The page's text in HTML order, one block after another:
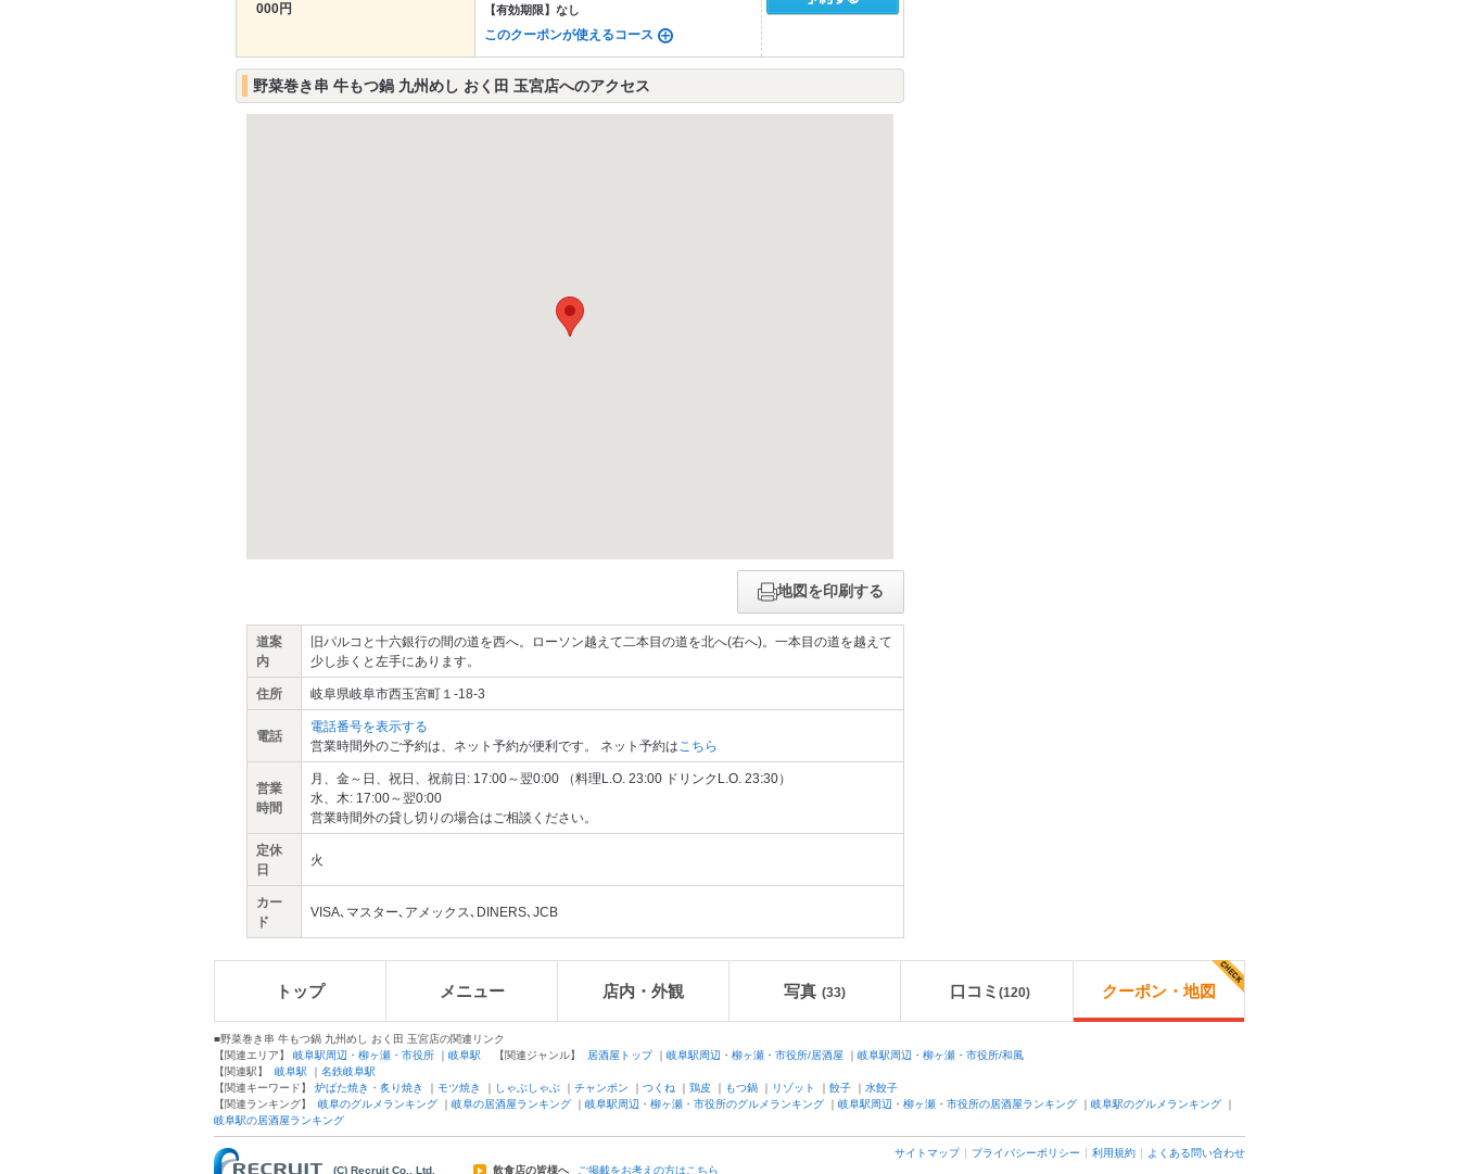
000円
【有効期限】 なし
このクーポンが使えるコース
野菜巻き串 牛もつ鍋 九州めし おく田 玉宮店へのアクセス
地図を印刷する
道案
内
旧パルコと十六銀行の間の道を西へ。ローソン越えて二本目の道を北へ(右へ)。一本目の道を越えて
少し歩くと左手にあります。
住所 岐阜県岐阜市西玉宮町１-18-3
電話
電話番号を表示する
営業時間外のご予約は、ネット予約が便利です。 ネット予約はこちら
営業
時間
月、金～日、祝日、祝前日: 17:00～翌0:00 （料理L.O. 23:00 ドリンクL.O. 23:30）
水、木: 17:00～翌0:00
営業時間外の貸し切りの場合はご相談ください。
定休
日
火
カー
ド
VISA､マスター､アメックス､DINERS､JCB
トップ メニュー 店内・外観 写真 (33) 口コミ (120) クーポン・地図
■野菜巻き串 牛もつ鍋 九州めし おく田 玉宮店の関連リンク
【関連エリア】 岐阜駅周辺・柳ヶ瀬・市役所 ｜ 岐阜駅 【関連ジャンル】 居酒屋トップ｜ 岐阜駅周辺・柳ヶ瀬・市役所/居酒屋 ｜ 岐阜駅周辺・柳ヶ瀬・市役所/和風
【関連駅】 岐阜駅 ｜ 名鉄岐阜駅
【関連キーワード】 炉ばた焼き・炙り焼き ｜ モツ焼き ｜ しゃぶしゃぶ ｜ チャンポン ｜ つくね ｜ 鶏皮 ｜ もつ鍋 ｜ リゾット ｜ 餃子 ｜ 水餃子
【関連ランキング】 岐阜のグルメランキング ｜ 岐阜の居酒屋ランキング ｜ 岐阜駅周辺・柳ヶ瀬・市役所のグルメランキング ｜ 岐阜駅周辺・柳ヶ瀬・市役所の居酒屋ランキング ｜ 岐阜駅のグルメランキング ｜
岐阜駅の居酒屋ランキング
サイトマップ プライバシーポリシー 利用規約
よくある問い合わせ
(C) Recruit Co., Ltd.
飲食店の皆様へ ご掲載をお考えの方はこちら